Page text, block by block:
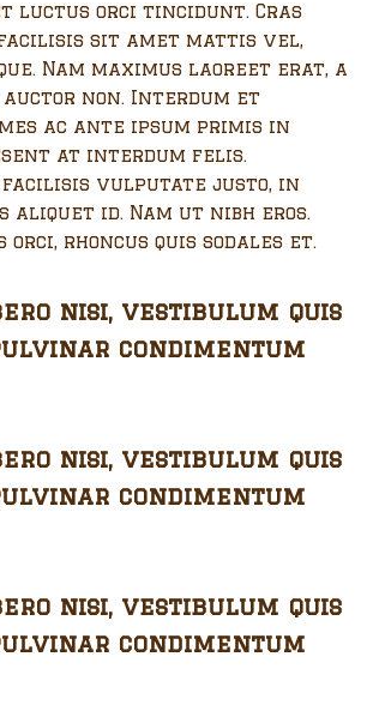
luctus orci tincidunt. Cras
facilisis sit amet mattis vel,
Nam maximus laoreet erat, a
non. Interdum et
ac ante ipsum primis in
at interdum felis.
facilisis vulputate justo, in
aliquet id. Nam ut nibh eros.
orci, rhoncus quis sodales et.
nisi, vestibulum quis
condimentum
nisi, vestibulum quis
condimentum
nisi, vestibulum quis
condimentum